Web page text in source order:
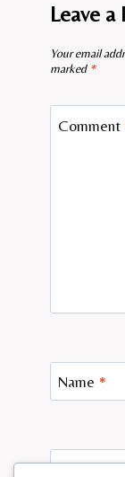
Leave a
Your email
marked *
Comment
Name *
Email*